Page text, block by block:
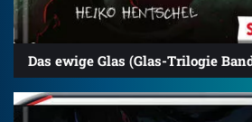
Das ewige Glas (Glas-Trilogie